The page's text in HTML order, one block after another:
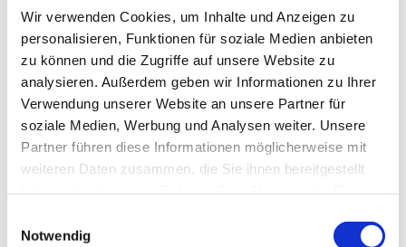
Wir verwenden Cookies, um Inhalte und Anzeigen zu
personalisieren, Funktionen für soziale Medien anbieten
zu können und die Zugriffe auf unsere Website zu
analysieren. Außerdem geben wir Informationen zu Ihrer
Verwendung unserer Website an unsere Partner für
soziale Medien, Werbung und Analysen weiter. Unsere
Partner führen diese Informationen möglicherweise mit
weiteren Daten zusammen, die Sie ihnen bereitgestellt
Notwendig